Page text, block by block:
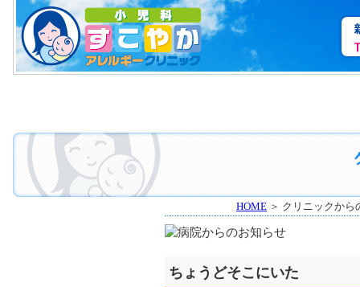
HOME ＞ クリニックか
ちょうどそこにいた